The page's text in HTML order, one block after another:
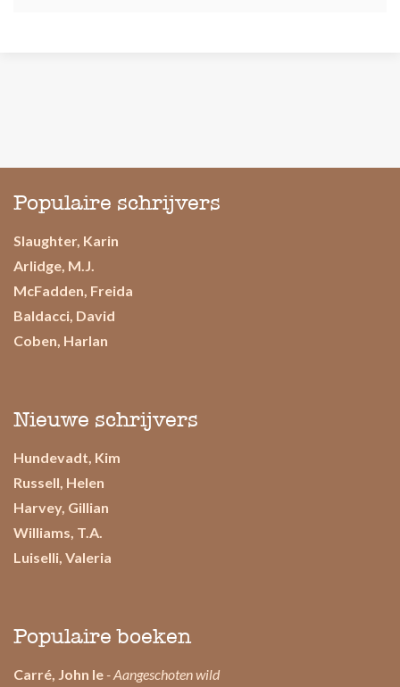
Populaire schrijvers
Slaughter, Karin
Arlidge, M.J.
McFadden, Freida
Baldacci, David
Coben, Harlan
Nieuwe schrijvers
Hundevadt, Kim
Russell, Helen
Harvey, Gillian
Williams, T.A.
Luiselli, Valeria
Populaire boeken
Carré, John le - Aangeschoten wild